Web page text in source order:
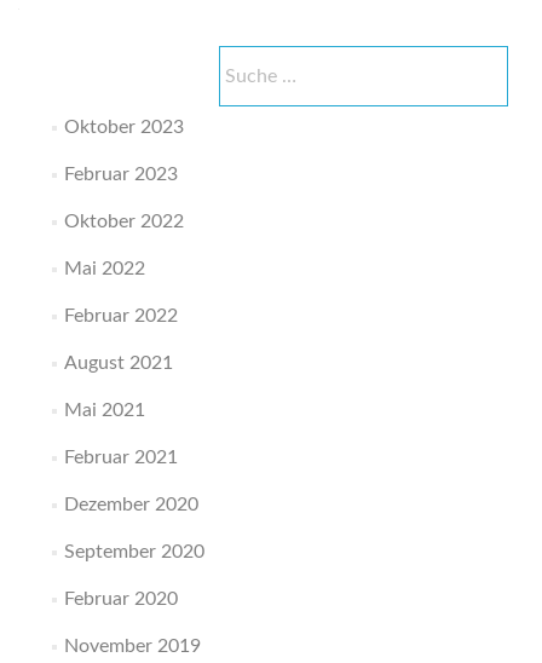
nach:
Oktober 2023
Februar 2023
Oktober 2022
Mai 2022
Februar 2022
August 2021
Mai 2021
Februar 2021
Dezember 2020
September 2020
Februar 2020
November 2019